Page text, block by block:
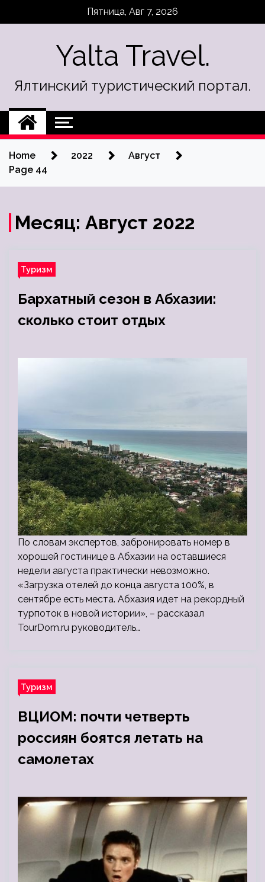
Пятница, Авг 7, 2026
Yalta Travel.
Ялтинский туристический портал.
Home 2022
Август
Page 44
Месяц: Август 2022
Туризм
Бархатный сезон в Абхазии:
сколько стоит отдых
По словам экспертов, забронировать номер в
хорошей гостинице в Абхазии на оставшиеся
недели августа практически невозможно.
«Загрузка отелей до конца августа 100%, в
сентябре есть места. Абхазия идет на рекордный
турпоток в новой истории», – рассказал
TourDom.ru руководитель…
Туризм
ВЦИОМ: почти четверть
россиян боятся летать на
самолетах